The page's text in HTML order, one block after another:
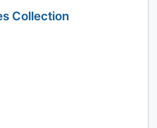
Collection